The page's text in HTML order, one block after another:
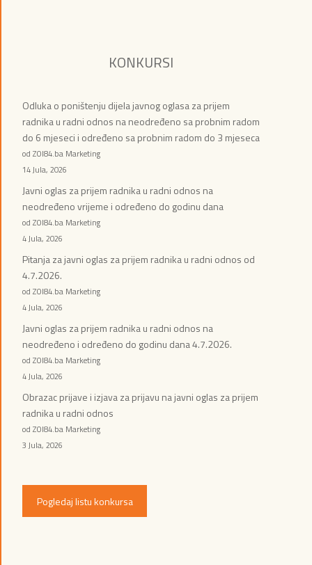
KONKURSI
Odluka o poništenju dijela javnog oglasa za prijem
radnika u radni odnos na neodređeno sa probnim radom
do 6 mjeseci i određeno sa probnim radom do 3 mjeseca
od ZOI84.ba Marketing
14 Jula, 2026
Javni oglas za prijem radnika u radni odnos na
neodređeno vrijeme i određeno do godinu dana
od ZOI84.ba Marketing
4 Jula, 2026
Pitanja za javni oglas za prijem radnika u radni odnos od
4.7.2026.
od ZOI84.ba Marketing
4 Jula, 2026
Javni oglas za prijem radnika u radni odnos na
neodređeno i određeno do godinu dana 4.7.2026.
od ZOI84.ba Marketing
4 Jula, 2026
Obrazac prijave i izjava za prijavu na javni oglas za prijem
radnika u radni odnos
od ZOI84.ba Marketing
3 Jula, 2026
Pogledaj listu konkursa